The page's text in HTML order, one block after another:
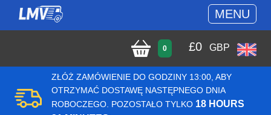
MENU
0 £0 GBP
ZŁÓŻ ZAMÓWIENIE DO GODZINY 13:00, ABY
OTRZYMAĆ DOSTAWĘ NASTĘPNEGO DNIA
ROBOCZEGO. POZOSTAŁO TYLKO 18 HOURS